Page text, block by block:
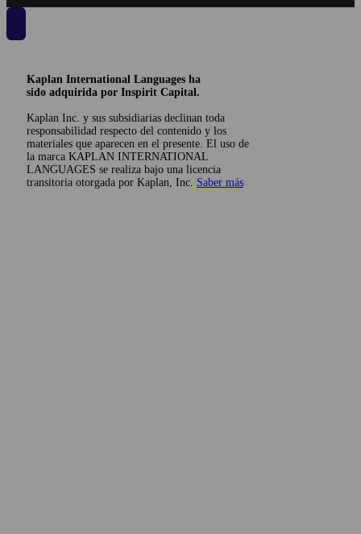
Kaplan International Languages ha
sido adquirida por Inspirit Capital.
Kaplan Inc. y sus subsidiarias declinan toda
responsabilidad respecto del contenido y los
materiales que aparecen en el presente. El uso de
la marca KAPLAN INTERNATIONAL
LANGUAGES se realiza bajo una licencia
transitoria otorgada por Kaplan, Inc. Saber más